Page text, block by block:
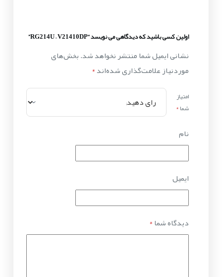
اولین کسی باشید که دیدگاهی می نویسد “RG214U – V21410DP”
نشانی ایمیل شما منتشر نخواهد شد.بخش‌های
موردنیاز علامت‌گذاری شده‌اند*
امتیاز
شما*
نام
ایمیل
دیدگاه شما*